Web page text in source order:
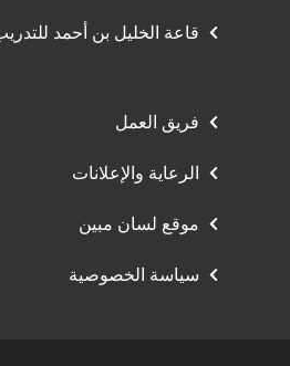
قاعة الخليل بن أحمد
فريق العمل
الرعاية والإعلانات
موقع لسان مبين
سياسة الخصوصية